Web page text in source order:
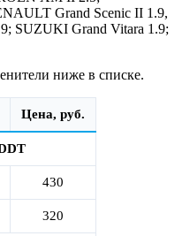
Grand Scenic II 1.9,
SUZUKI Grand Vitara 1.9;
ниже в списке.
Цена, руб.
430
320